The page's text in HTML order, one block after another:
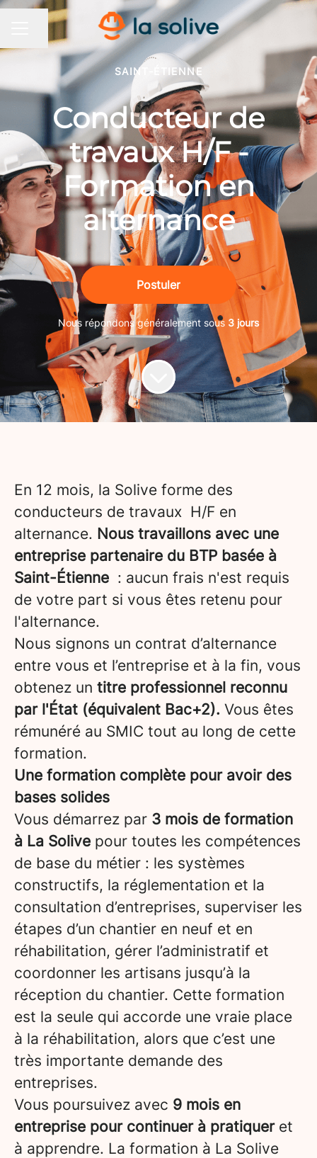
MENU CARRIÈRE
Partager la page
SAINT-ÉTIENNE
Conducteur de
travaux H/F -
Formation en
alternance
Postuler
Nous répondons généralement sous 3 jours
En 12 mois, la Solive forme des
conducteurs de travaux H/F en
alternance. Nous travaillons avec une
entreprise partenaire du BTP basée à
Saint-Étienne : aucun frais n'est requis
de votre part si vous êtes retenu pour
l'alternance.
Nous signons un contrat d’alternance
entre vous et l’entreprise et à la fin, vous
obtenez un titre professionnel reconnu
par l'État (équivalent Bac+2). Vous êtes
rémunéré au SMIC tout au long de cette
formation.
Une formation complète pour avoir des
bases solides
Vous démarrez par 3 mois de formation
à La Solive pour toutes les compétences
de base du métier : les systèmes
constructifs, la réglementation et la
consultation d’entreprises, superviser les
étapes d’un chantier en neuf et en
réhabilitation, gérer l’administratif et
coordonner les artisans jusqu’à la
réception du chantier. Cette formation
est la seule qui accorde une vraie place
à la réhabilitation, alors que c’est une
très importante demande des
entreprises.
Vous poursuivez avec 9 mois en
entreprise pour continuer à pratiqueret
à apprendre. La formation à La Solive